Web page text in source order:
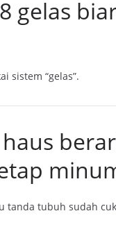
gelas
sistem “gelas”.
haus
tanda tubuh sudah